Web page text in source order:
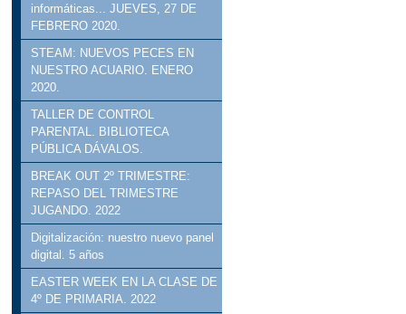
informáticas... JUEVES, 27 DE
FEBRERO 2020.
STEAM: NUEVOS PECES EN
NUESTRO ACUARIO. ENERO
2020.
TALLER DE CONTROL
PARENTAL. BIBLIOTECA
PÚBLICA DÁVALOS.
BREAK OUT 2º TRIMESTRE:
REPASO DEL TRIMESTRE
JUGANDO. 2022
Digitalización: nuestro nuevo panel
digital. 5 años
EASTER WEEK EN LA CLASE DE
4º DE PRIMARIA. 2022